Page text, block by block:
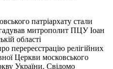
патріархату стали
митрополит ПЦУ Іоан
області
перереєстрацію релігійних
Церкви московського
України. Свідомо